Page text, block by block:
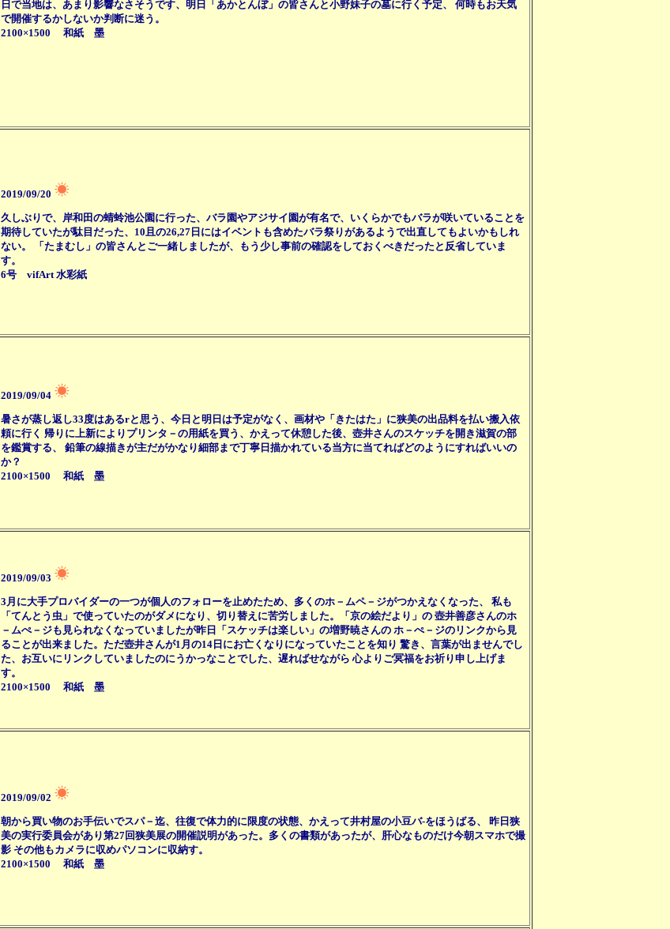
日で当地は、あまり影響なさそうです、明日「あかとんぼ」の皆さんと小野妹子の墓に行く予定、 何時もお天気
で開催するかしないか判断に迷う。
2100×1500 和紙 墨
2019/09/20
久しぶりで、岸和田の蜻蛉池公園に行った、バラ園やアジサイ園が有名で、いくらかでもバラが咲いていることを
期待していたが駄目だった、10且の26,27日にはイベントも含めたバラ祭りがあるようで出直してもよいかもしれ
ない。 「たまむし」の皆さんとご一緒しましたが、もう少し事前の確認をしておくべきだったと反省していま
す。
6号 vifArt 水彩紙
2019/09/04
暑さが蒸し返し33度はあるrと思う、今日と明日は予定がなく、画材や「きたはた」に狭美の出品料を払い搬入依
頼に行く 帰りに上新によりプリンタ－の用紙を買う、かえって休憩した後、壺井さんのスケッチを開き滋賀の部
を鑑賞する、 鉛筆の線描きが主だがかなり細部まで丁寧日描かれている当方に当てればどのようにすればいいの
か？
2100×1500 和紙 墨
2019/09/03
3月に大手プロバイダーの一つが個人のフォローを止めたため、多くのホ－ムペ－ジがつかえなくなった、 私も
「てんとう虫」で使っていたのがダメになり、切り替えに苦労しました。「京の絵だより」の 壺井善彦さんのホ
－ムぺ－ジも見られなくなっていましたが昨日「スケッチは楽しい」の増野暁さんの ホ－ぺ－ジのリンクから見
ることが出来ました。ただ壺井さんが1月の14日にお亡くなりになっていたことを知り 驚き、言葉が出ませんでし
た、お互いにリンクしていましたのにうかっなことでした、遅ればせながら 心よりご冥福をお祈り申し上げま
す。
2100×1500 和紙 墨
2019/09/02
朝から買い物のお手伝いでスパ－迄、往復で体力的に限度の状態、かえって井村屋の小豆バ‐をほうばる、 昨日狭
美の実行委員会があり第27回狭美展の開催説明があった。多くの書類があったが、肝心なものだけ今朝スマホで撮
影 その他もカメラに収めパソコンに収納す。
2100×1500 和紙 墨